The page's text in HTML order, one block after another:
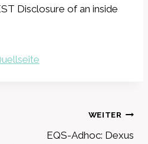
Disclosure of an inside
WEITER
EQS-Adhoc: Dexus